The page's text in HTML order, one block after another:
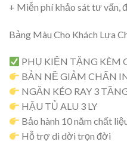
+ Miễn phí khảo sát tư vấn,
Bảng Màu Cho Khách Lựa
PHỤ KIỆN TẶNG KÈM
BẢN NỀ GIẢM CHẤN
NGĂN KÉO RAY 3
HẬU TỦ ALU 3 LY
Bảo hành 10 năm chất
Hỗ trợ di dời trọn đời